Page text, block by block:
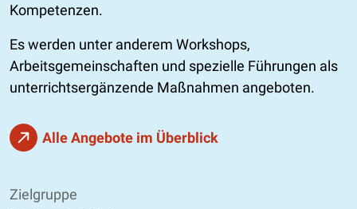
Kompetenzen.
Es werden unter anderem Workshops,
Arbeitsgemeinschaften und spezielle Führungen als
unterrichtsergänzende Maßnahmen angeboten.
Alle Angebote im Überblick
Zielgruppe